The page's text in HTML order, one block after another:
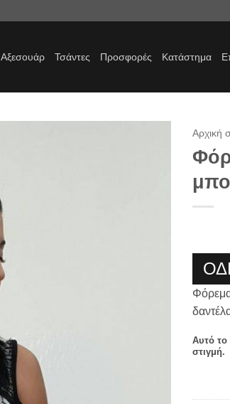
Αξεσουάρ Τσάντες Προσφορές Κατάστημα
Αρχική
Φόρεμα
Αυτό το
στιγμή.